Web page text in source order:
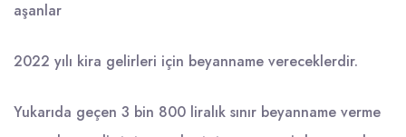
aşanlar
2022 yılı kira gelirleri için beyanname vereceklerdir.
Yukarıda geçen 3 bin 800 liralık sınır beyanname verme